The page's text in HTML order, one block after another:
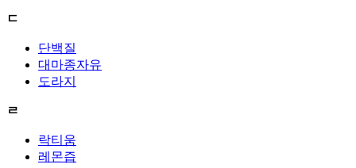
ㄷ
단백질
대마종자유
도라지
ㄹ
락티움
레몬즙